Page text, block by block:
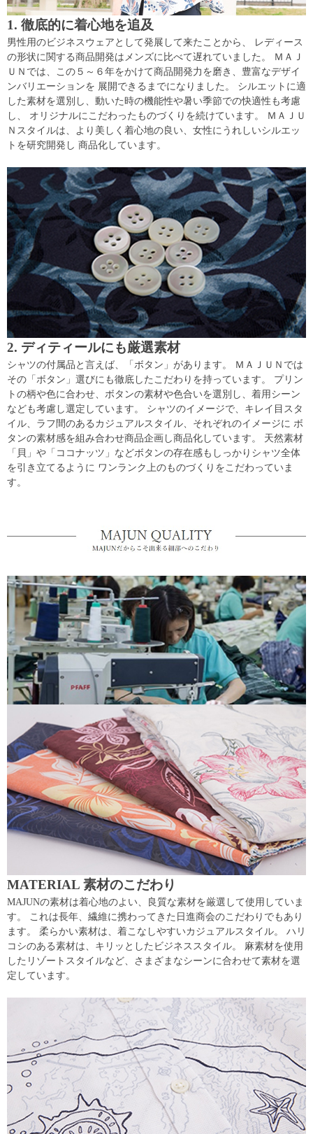
1. 徹底的に着心地を追及
男性用のビジネスウェアとして発展して来たことから、 レディース
の形状に関する商品開発はメンズに比べて遅れていました。 ＭＡＪ
ＵＮでは、この５～６年をかけて商品開発力を磨き、豊富なデザイ
ンバリエーションを 展開できるまでになりました。 シルエットに適
した素材を選別し、動いた時の機能性や暑い季節での快適性も考慮
し、 オリジナルにこだわったものづくりを続けています。 ＭＡＪＵ
Ｎスタイルは、より美しく着心地の良い、女性にうれしいシルエッ
トを研究開発し 商品化しています。
2. ディティールにも厳選素材
シャツの付属品と言えば、「ボタン」があります。 ＭＡＪＵＮでは
その「ボタン」選びにも徹底したこだわりを持っています。 プリン
トの柄や色に合わせ、ボタンの素材や色合いを選別し、着用シーン
なども考慮し選定しています。 シャツのイメージで、キレイ目スタ
イル、ラフ間のあるカジュアルスタイル、それぞれのイメージに ボ
タンの素材感を組み合わせ商品企画し商品化しています。 天然素材
「貝」や「ココナッツ」などボタンの存在感もしっかりシャツ全体
を引き立てるように ワンランク上のものづくりをこだわっていま
す。
MATERIAL 素材のこだわり
MAJUNの素材は着心地のよい、良質な素材を厳選して使用していま
す。 これは長年、繊維に携わってきた日進商会のこだわりでもあり
ます。 柔らかい素材は、着こなしやすいカジュアルスタイル。 ハリ
コシのある素材は、キリッとしたビジネススタイル。 麻素材を使用
したリゾートスタイルなど、さまざまなシーンに合わせて素材を選
定しています。